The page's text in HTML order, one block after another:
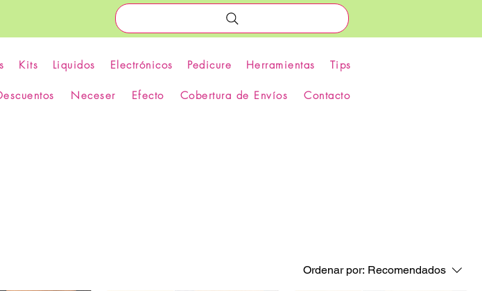
Kits Liquidos Electrónicos Pedicure Herramientas Tips
Neceser Efecto Cobertura de Envíos Contacto
Ordenar por: Recomendados